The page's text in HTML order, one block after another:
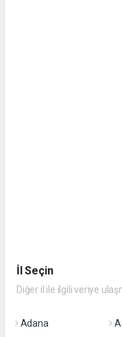
İl Seçin
Diğer il ile ilgili veriye
Adana